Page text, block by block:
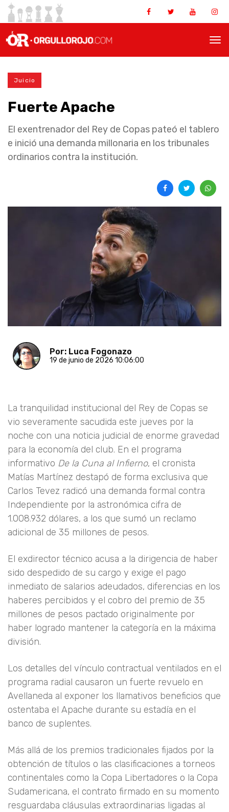
Juicio
Fuerte Apache
El exentrenador del Rey de Copas pateó el tablero
e inició una demanda millonaria en los tribunales
ordinarios contra la institución.
Por: Luca Fogonazo
19 de junio de 2026 10:06:00
La tranquilidad institucional del Rey de Copas se
vio severamente sacudida este jueves por la
noche con una noticia judicial de enorme gravedad
para la economía del club. En el programa
informativo De la Cuna al Infierno, el cronista
Matías Martínez destapó de forma exclusiva que
Carlos Tevez radicó una demanda formal contra
Independiente por la astronómica cifra de
1.008.932 dólares, a los que sumó un reclamo
adicional de 35 millones de pesos.
El exdirector técnico acusa a la dirigencia de haber
sido despedido de su cargo y exige el pago
inmediato de salarios adeudados, diferencias en los
haberes percibidos y el cobro del premio de 35
millones de pesos pactado originalmente por
haber logrado mantener la categoría en la máxima
división.
Los detalles del vínculo contractual ventilados en el
programa radial causaron un fuerte revuelo en
Avellaneda al exponer los llamativos beneficios que
ostentaba el Apache durante su estadía en el
banco de suplentes.
Más allá de los premios tradicionales fijados por la
obtención de títulos o las clasificaciones a torneos
continentales como la Copa Libertadores o la Copa
Sudamericana, el contrato firmado en su momento
resguardaba cláusulas extraordinarias ligadas al